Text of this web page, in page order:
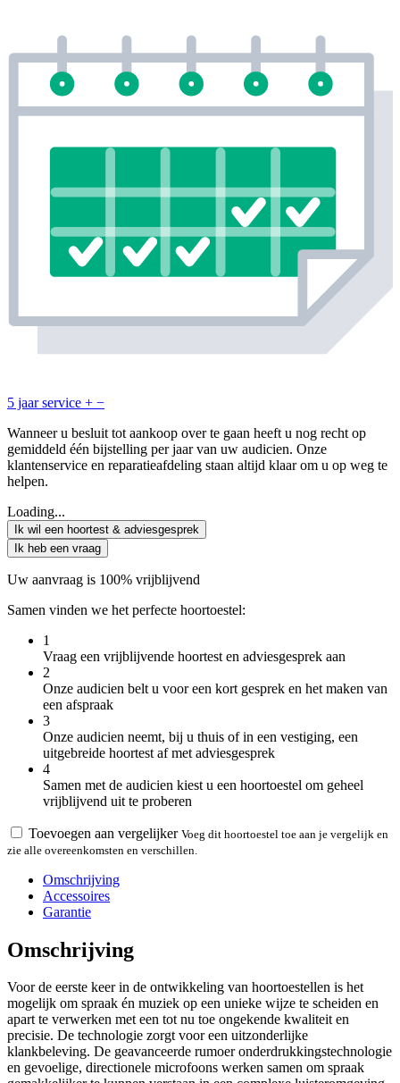
5 jaar service + −
Wanneer u besluit tot aankoop over te gaan heeft u nog recht op
gemiddeld één bijstelling per jaar van uw audicien. Onze
klantenservice en reparatieafdeling staan altijd klaar om u op weg te
helpen.
Loading...
Ik wil een hoortest & adviesgesprek
Ik heb een vraag
Uw aanvraag is 100% vrijblijvend
Samen vinden we het perfecte hoortoestel:
1
Vraag een vrijblijvende hoortest en adviesgesprek aan
2
Onze audicien belt u voor een kort gesprek en het maken van
een afspraak
3
Onze audicien neemt, bij u thuis of in een vestiging, een
uitgebreide hoortest af met adviesgesprek
4
Samen met de audicien kiest u een hoortoestel om geheel
vrijblijvend uit te proberen
Toevoegen aan vergelijker Voeg dit hoortoestel toe aan je vergelijk en
zie alle overeenkomsten en verschillen.
Omschrijving
Accessoires
Garantie
Omschrijving
Voor de eerste keer in de ontwikkeling van hoortoestellen is het
mogelijk om spraak én muziek op een unieke wijze te scheiden en
apart te verwerken met een tot nu toe ongekende kwaliteit en
precisie. De technologie zorgt voor een uitzonderlijke
klankbeleving. De geavanceerde rumoer onderdrukkingstechnologie
en gevoelige, directionele microfoons werken samen om spraak